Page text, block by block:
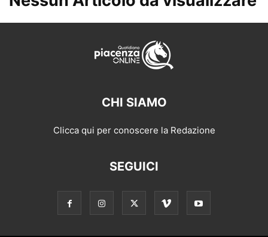
CHI SIAMO
Clicca qui per conoscere la Redazione
SEGUICI